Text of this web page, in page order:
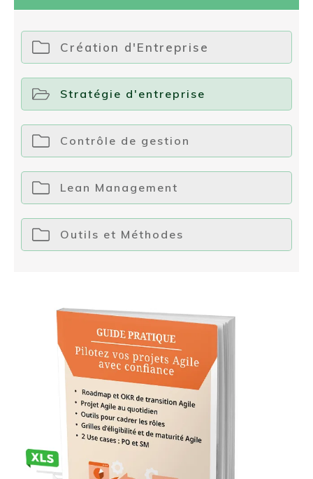
Création d'Entreprise
Stratégie d'entreprise
Contrôle de gestion
Lean Management
Outils et Méthodes